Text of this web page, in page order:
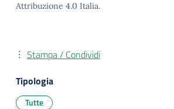
Attribuzione 4.0 Italia.
Stampa / Condividi
Tipologia
Tutte